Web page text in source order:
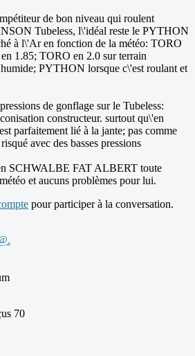
de bon niveau qui roulent
Tubeless, l\'idéal reste le PYTHON
à l\'Ar en fonction de la météo: TORO
1.85; TORO en 2.0 sur terrain
PYTHON lorsque c\'est roulant et
de gonflage sur le Tubeless:
constructeur. surtout qu\'en
parfaitement lié à la jante; pas comme
avec des basses pressions
SCHWALBE FAT ALBERT toute
et aucuns problèmes pour lui.
pour participer à la conversation.
70